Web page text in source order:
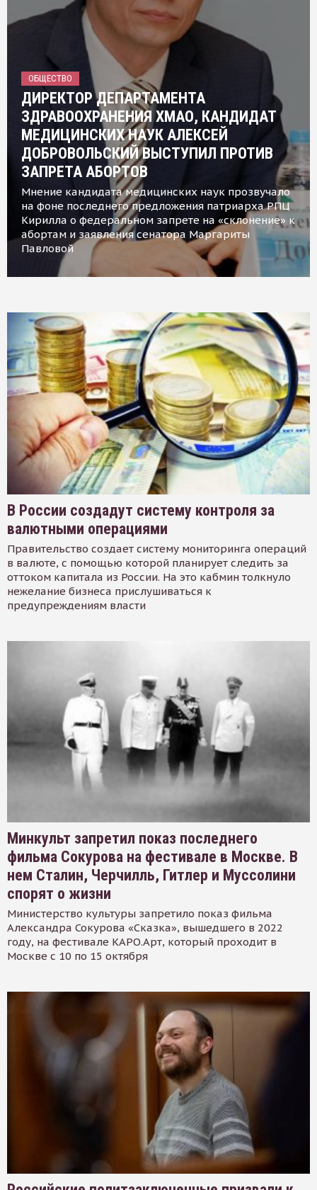
ОБЩЕСТВО
ДИРЕКТОР ДЕПАРТАМЕНТА
ЗДРАВООХРАНЕНИЯ ХМАО, КАНДИДАТ
МЕДИЦИНСКИХ НАУК АЛЕКСЕЙ
ДОБРОВОЛЬСКИЙ ВЫСТУПИЛ ПРОТИВ
ЗАПРЕТА АБОРТОВ
Мнение кандидата медицинских наук прозвучало
на фоне последнего предложения патриарха РПЦ
Кирилла о федеральном запрете на «склонение» к
абортам и заявления сенатора Маргариты
Павловой
В России создадут систему контроля за
валютными операциями
Правительство создает систему мониторинга операций
в валюте, с помощью которой планирует следить за
оттоком капитала из России. На это кабмин толкнуло
нежелание бизнеса прислушиваться к
предупреждениям власти
Минкульт запретил показ последнего
фильма Сокурова на фестивале в Москве. В
нем Сталин, Черчилль, Гитлер и Муссолини
спорят о жизни
Министерство культуры запретило показ фильма
Александра Сокурова «Сказка», вышедшего в 2022
году, на фестивале КАРО.Арт, который проходит в
Москве с 10 по 15 октября